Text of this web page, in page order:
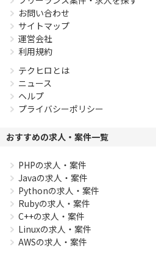
エンジニア複数人のチームでの開
お問い合わせ
サイトマップ
運営会社
利用規約
テクヒロとは
ニュース
ヘルプ
プライバシーポリシー
おすすめの求人・案件一覧
PHPの求人・案件
Javaの求人・案件
Pythonの求人・案件
Rubyの求人・案件
C++の求人・案件
Linuxの求人・案件
AWSの求人・案件